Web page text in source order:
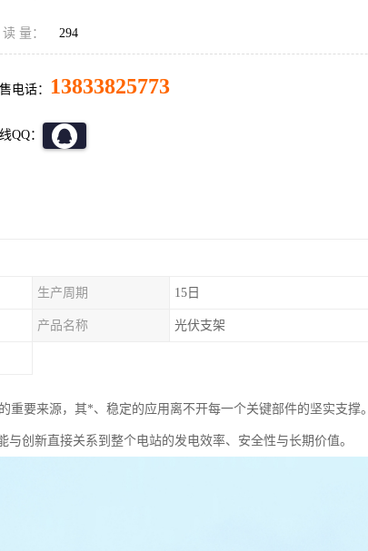
量： 294
电话： 13833825773
QQ：
生产周期 15日
产品名称 光伏支架
要来源，其*、稳定的应用离不开每一个关键部件的坚实支撑。
创新直接关系到整个电站的发电效率、安全性与长期价值。